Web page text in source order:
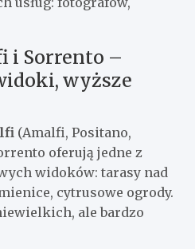
i Sorrento –
wyższe
(Amalfi, Positano,
oferują jedne z
widoków: tarasy nad
cytrusowe ogrody.
ale bardzo